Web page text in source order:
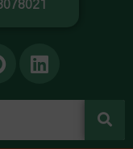
L
i